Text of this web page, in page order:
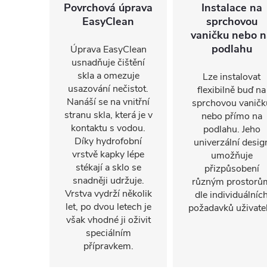
Povrchová úprava
EasyClean
Úprava EasyClean
usnadňuje čištění
skla a omezuje
usazování nečistot.
Nanáší se na vnitřní
stranu skla, která je v
kontaktu s vodou.
Díky hydrofobní
vrstvě kapky lépe
stékají a sklo se
snadněji udržuje.
Vrstva vydrží několik
let, po dvou letech je
však vhodné ji oživit
speciálním
přípravkem.
Instalace na
sprchovou
vaničku nebo
podlahu
Lze instalovat
flexibilně buď na
sprchovou
nebo přímo na
podlahu. Jeho
univerzální
umožňuje
přizpůsobení
různým
dle
požadavků